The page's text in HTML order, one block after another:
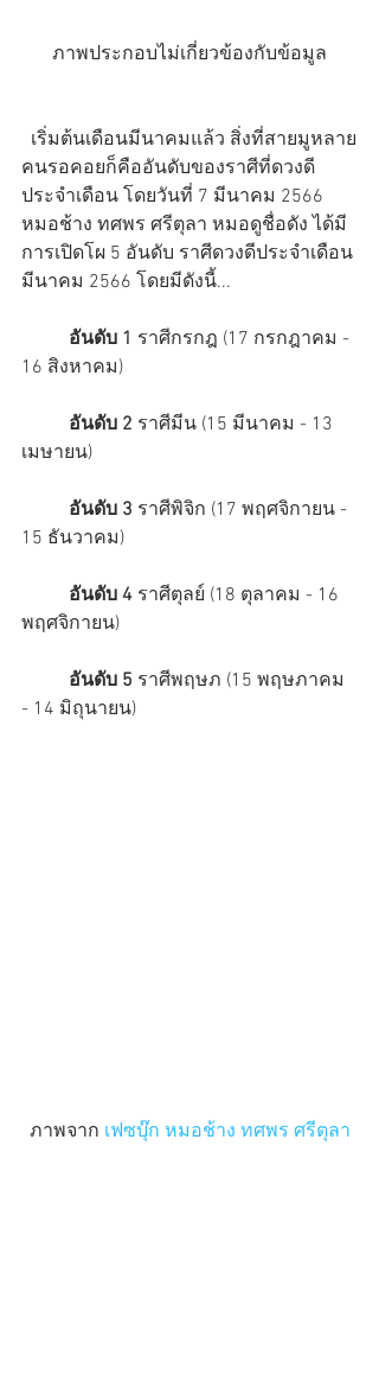
ภาพประกอบไม่เกี่ยวข้องกับข้อมูล
คนรอคอยก็คืออันดับของราศีที่ดวงดี
ประจำเดือน โดยวันที่ 7 มีนาคม 2566
หมอช้าง ทศพร ศรีตุลา หมอดูชื่อดัง ได้มี
การเปิดโผ 5 อันดับ ราศีดวงดีประจำเดือน
มีนาคม 2566 โดยมีดังนี้...
          อันดับ 1
ราศีกรกฎ (17 กรกฎาคม -
16 สิงหาคม)
          อันดับ 2
ราศีมีน (15 มีนาคม - 13
เมษายน)
          อันดับ 3
ราศีพิจิก (17 พฤศจิกายน -
15 ธันวาคม)
          อันดับ 4
ราศีตุลย์ (18 ตุลาคม - 16
พฤศจิกายน)
          อันดับ 5
ราศีพฤษภ (15 พฤษภาคม
- 14 มิถุนายน)
ภาพจาก เฟซบุ๊ก หมอช้าง ทศพร ศรีตุลา